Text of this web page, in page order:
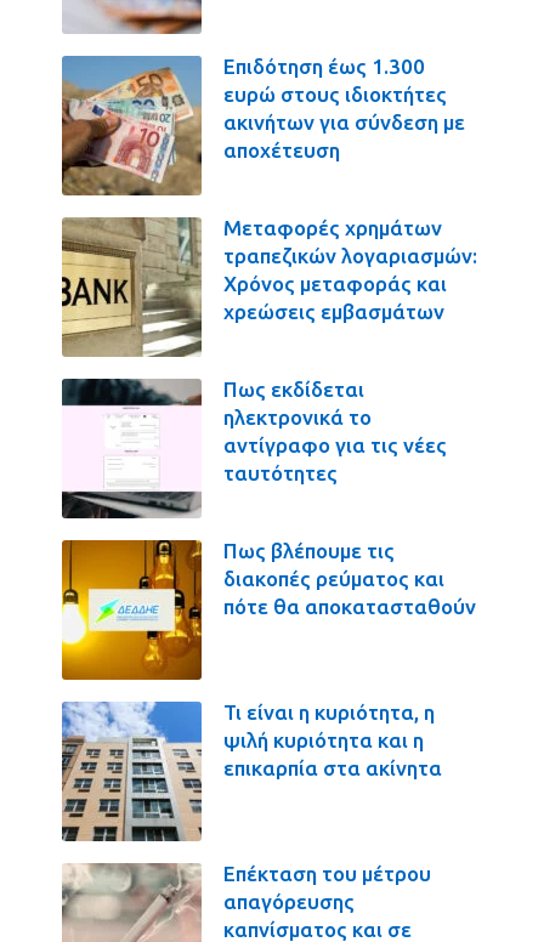
Επιδότηση έως 1.300
ευρώ στους ιδιοκτήτες
ακινήτων για σύνδεση με
αποχέτευση
Μεταφορές χρημάτων
τραπεζικών λογαριασμών:
Χρόνος μεταφοράς και
χρεώσεις εμβασμάτων
Πως εκδίδεται
ηλεκτρονικά το
αντίγραφο για τις νέες
ταυτότητες
Πως βλέπουμε τις
διακοπές ρεύματος και
πότε θα αποκατασταθούν
Τι είναι η κυριότητα, η
ψιλή κυριότητα και η
επικαρπία στα ακίνητα
Επέκταση του μέτρου
απαγόρευσης
καπνίσματος και σε